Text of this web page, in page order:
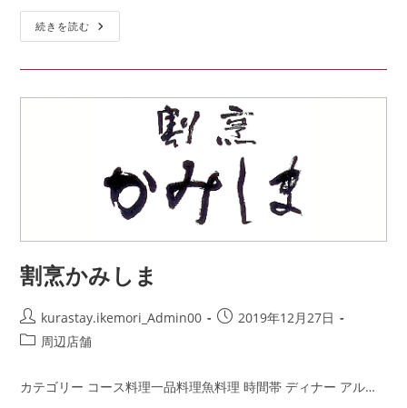
続きを読む
割烹かみしま
kurastay.ikemori_Admin00
2019年12月27日
周辺店舗
カテゴリー コース料理一品料理魚料理 時間帯 ディナー アル…